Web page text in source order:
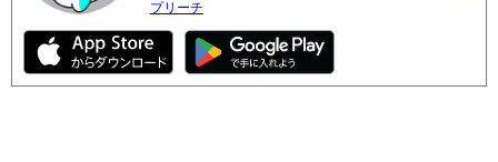
プリーチ